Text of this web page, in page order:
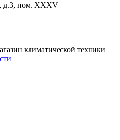
д.3, пом. XXXV
климатической техники